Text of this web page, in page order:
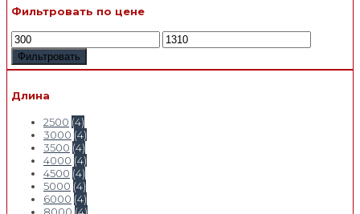
Фильтровать по цене
Фильтровать
Длина
2500 (4)
3000 (4)
3500 (4)
4000 (4)
4500 (4)
5000 (4)
6000 (4)